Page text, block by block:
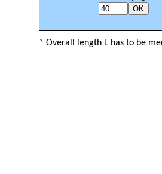
* Overall length L has to be